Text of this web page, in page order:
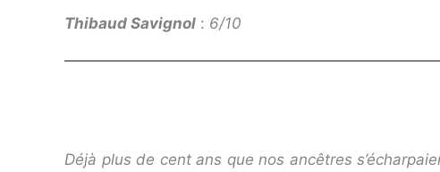
Thibaud Savignol : 6/10
Déjà plus de cent ans que nos ancêtres